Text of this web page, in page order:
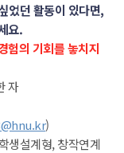
었던 활동이 있다면,
요.
험의 기회를 놓치지
자
)
생설계형, 창작연계